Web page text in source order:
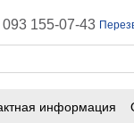
093 155-07-43
информация